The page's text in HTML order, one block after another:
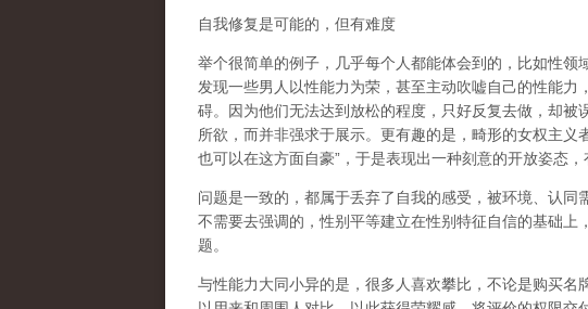
自我修复是可能的，但有难度
举个很简单的例子，几乎每个人都能体会到的，比如性
发现一些男人以性能力为荣，甚至主动吹嘘自己的性能
碍。因为他们无法达到放松的程度，只好反复去做，却被
所欲，而并非强求于展示。更有趣的是，畸形的女权主义
也可以在这方面自豪” ，于是表现出一种刻意的开放姿态，
问题是一致的，都属于丢弃了自我的感受，被环境、认
不需要去强调的，性别平等建立在性别特征自信的基础
题。
与性能力大同小异的是，很多人喜欢攀比，不论是购买